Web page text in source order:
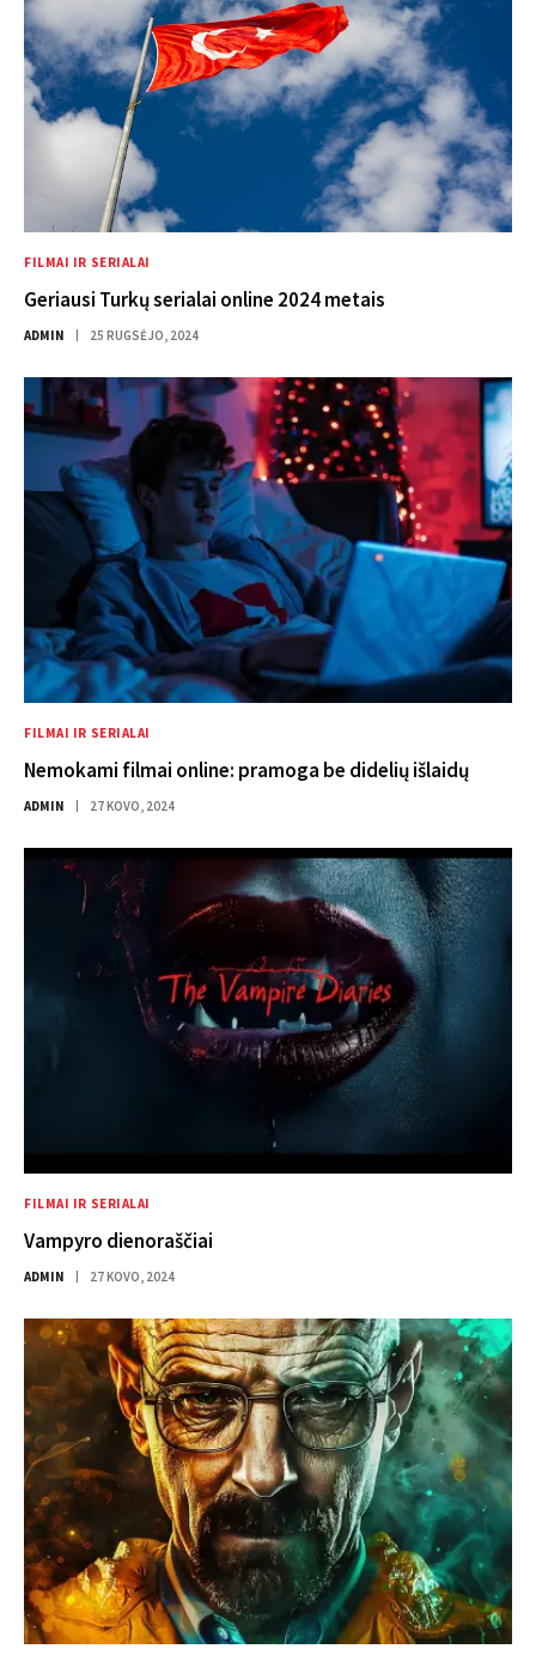
FILMAI IR SERIALAI
Geriausi Turkų serialai online 2024 metais
ADMIN 25 RUGSĖJO, 2024
FILMAI IR SERIALAI
Nemokami filmai online: pramoga be didelių išlaidų
ADMIN 27 KOVO, 2024
FILMAI IR SERIALAI
Vampyro dienoraščiai
ADMIN 27 KOVO, 2024